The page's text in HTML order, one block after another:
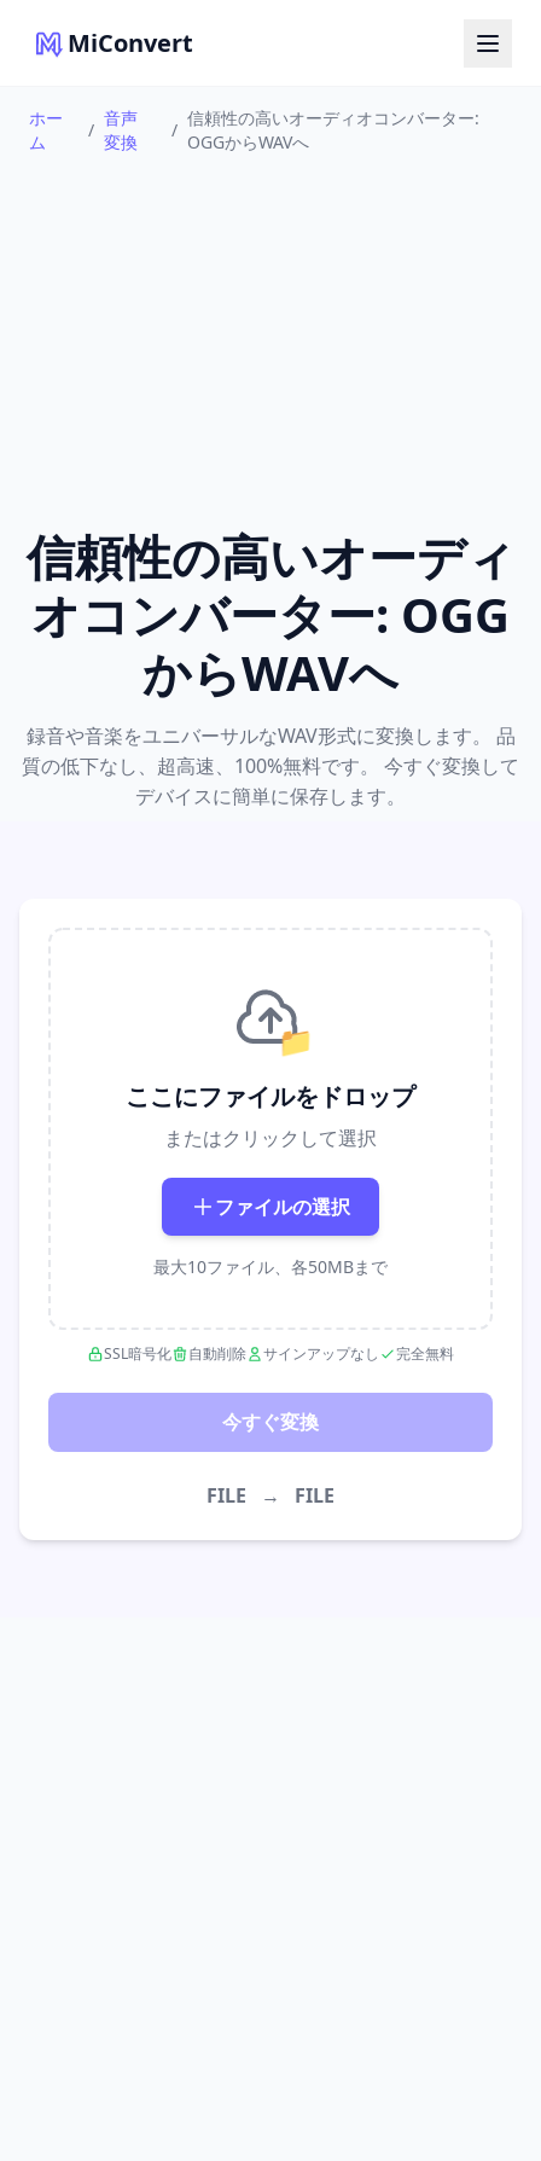
MiConvert
ホー
ム
/
音声
変換
/
信頼性の高いオーディオコンバーター:
OGGからWAVへ
信頼性の高いオーディ
オコンバーター: OGG
からWAVへ
録音や音楽をユニバーサルなWAV形式に変換します。 品
質の低下なし、超高速、100%無料です。 今すぐ変換して
デバイスに簡単に保存します。
📁
ここにファイルをドロップ
またはクリックして選択
ファイルの選択
最大10ファイル、各50MBまで
SSL暗号化 自動削除 サインアップなし 完全無料
今すぐ変換
FILE → FILE